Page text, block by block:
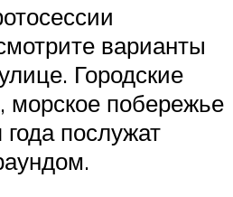
варианты
Городские
морское побережье
послужат